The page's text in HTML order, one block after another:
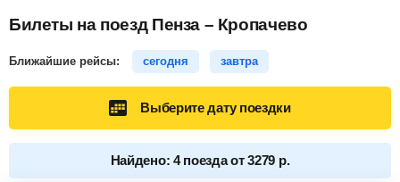
Билеты на поезд Пенза – Кропачево
Ближайшие рейсы: сегодня завтра
Выберите дату поездки
Найдено: 4 поезда от 3279 р.